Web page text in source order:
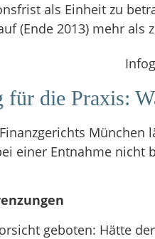
als Einheit zu
(Ende 2013) mehr als
für die Praxis:
München
einer Entnahme
geboten: Hätte